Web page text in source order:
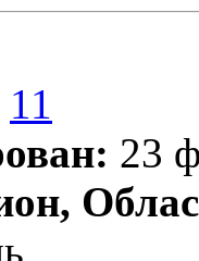
11
23